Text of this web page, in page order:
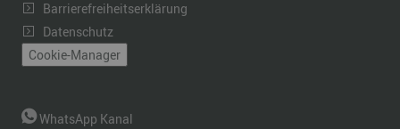
Barrierefreiheitserklärung
Datenschutz
Cookie-Manager
WhatsApp Kanal